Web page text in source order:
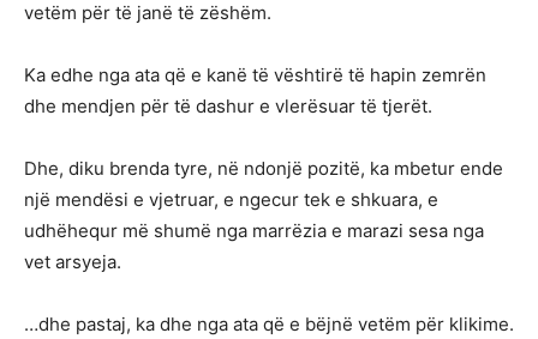
vetëm për të janë të zëshëm.
Ka edhe nga ata që e kanë të vështirë të hapin zemrën
dhe mendjen për të dashur e vlerësuar të tjerët.
Dhe, diku brenda tyre, në ndonjë pozitë, ka mbetur ende
një mendësi e vjetruar, e ngecur tek e shkuara, e
udhëhequr më shumë nga marrëzia e marazi sesa nga
vet arsyeja.
…dhe pastaj, ka dhe nga ata që e bëjnë vetëm për klikime.